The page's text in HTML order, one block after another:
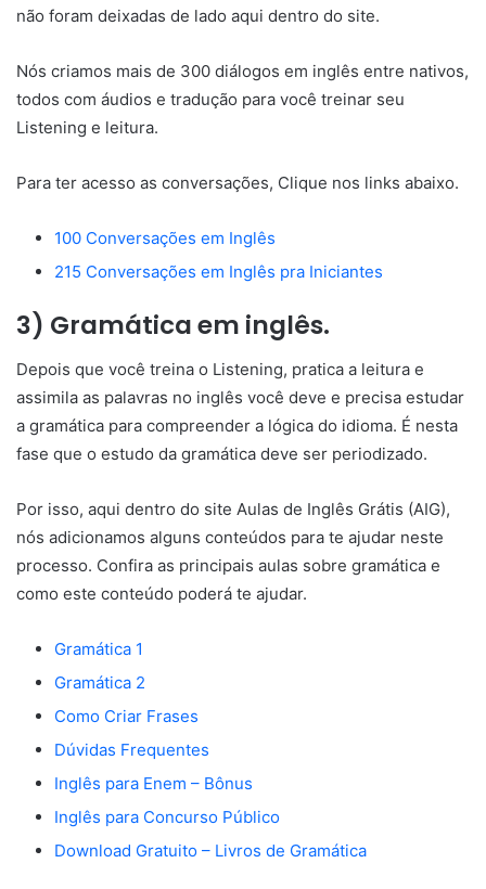
não foram deixadas de lado aqui dentro do site.
Nós criamos mais de 300 diálogos em inglês entre nativos,
todos com áudios e tradução para você treinar seu
Listening e leitura.
Para ter acesso as conversações, Clique nos links abaixo.
100 Conversações em Inglês
215 Conversações em Inglês pra Iniciantes
3) Gramática em inglês.
Depois que você treina o Listening, pratica a leitura e
assimila as palavras no inglês você deve e precisa estudar
a gramática para compreender a lógica do idioma. É nesta
fase que o estudo da gramática deve ser periodizado.
Por isso, aqui dentro do site Aulas de Inglês Grátis (AIG),
nós adicionamos alguns conteúdos para te ajudar neste
processo. Confira as principais aulas sobre gramática e
como este conteúdo poderá te ajudar.
Gramática 1
Gramática 2
Como Criar Frases
Dúvidas Frequentes
Inglês para Enem – Bônus
Inglês para Concurso Público
Download Gratuito – Livros de Gramática